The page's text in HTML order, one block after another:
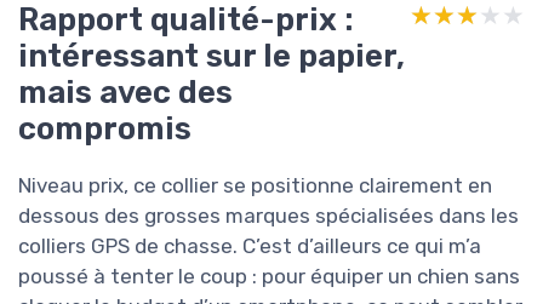
Rapport qualité-prix :
intéressant sur le papier,
mais avec des
compromis
★★★★★
★★★★★
Niveau prix, ce collier se positionne clairement en
dessous des grosses marques spécialisées dans les
colliers GPS de chasse. C’est d’ailleurs ce qui m’a
poussé à tenter le coup : pour équiper un chien sans